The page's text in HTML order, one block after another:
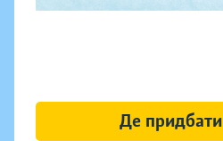
Де придбати